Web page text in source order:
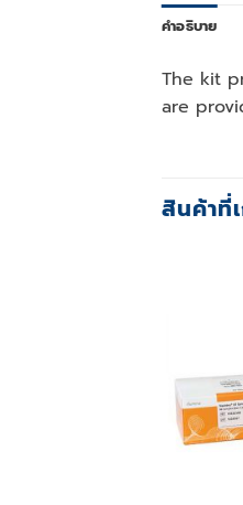
คำอธิบาย
The kit
are
สินค้าที่